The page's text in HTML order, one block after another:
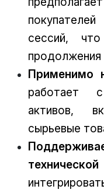
сессий,
Применимо
работает
активов,
сырьевые